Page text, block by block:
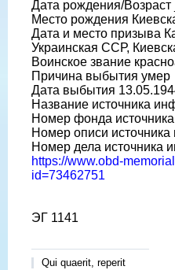
Дата рождения/Возраст
Место рождения
Дата и место призыва
Украинская ССР,
Воинское звание
Причина выбытия умер
Дата выбытия
Название источника
Номер фонда
Номер описи
Номер дела источника
https://www.obd-
id=73462751
ЭГ 1141
Qui quaerit, reperit